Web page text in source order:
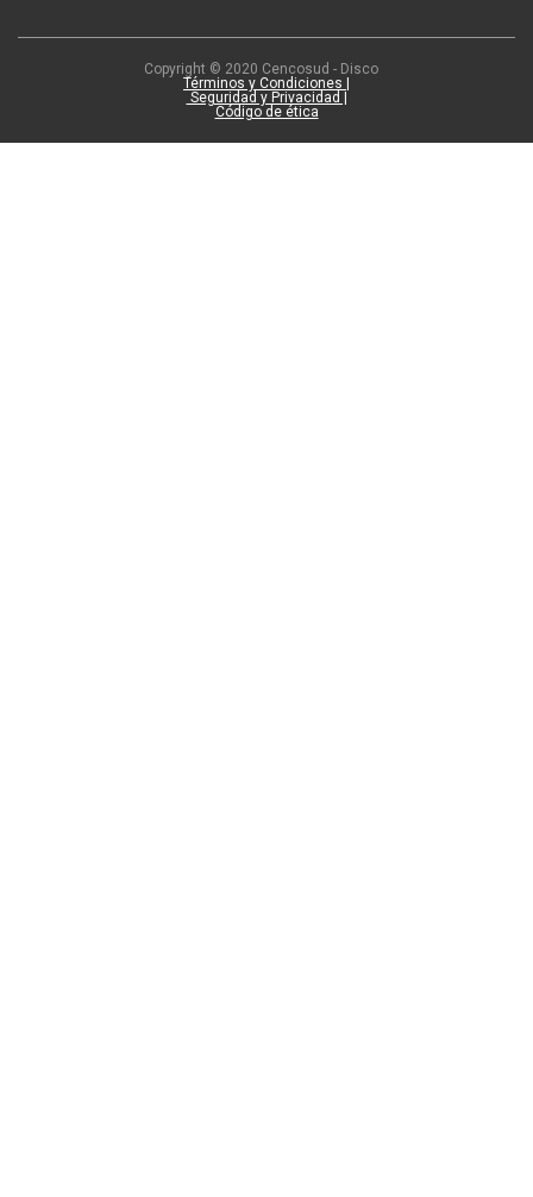
Copyright © 2020 Cencosud - Disco
Términos y Condiciones |
Seguridad y Privacidad |
Código de ética